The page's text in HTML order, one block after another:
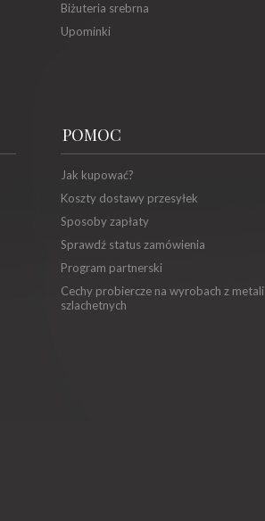
Biżuteria srebrna
Upominki
POMOC
Jak kupować?
Koszty dostawy przesyłek
Sposoby zapłaty
Sprawdź status zamówienia
Program partnerski
Cechy probiercze na wyrobach z metali
szlachetnych